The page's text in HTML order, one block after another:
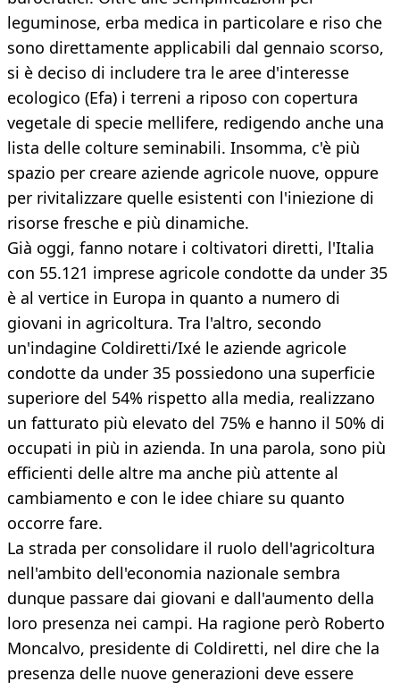
leguminose, erba medica in particolare e riso che
sono direttamente applicabili dal gennaio scorso,
si è deciso di includere tra le aree d'interesse
ecologico (Efa) i terreni a riposo con copertura
vegetale di specie mellifere, redigendo anche una
lista delle colture seminabili. Insomma, c'è più
spazio per creare aziende agricole nuove, oppure
per rivitalizzare quelle esistenti con l'iniezione di
risorse fresche e più dinamiche.
Già oggi, fanno notare i coltivatori diretti, l'Italia
con 55.121 imprese agricole condotte da under 35
è al vertice in Europa in quanto a numero di
giovani in agricoltura. Tra l'altro, secondo
un'indagine Coldiretti/Ixé le aziende agricole
condotte da under 35 possiedono una superficie
superiore del 54% rispetto alla media, realizzano
un fatturato più elevato del 75% e hanno il 50% di
occupati in più in azienda. In una parola, sono più
efficienti delle altre ma anche più attente al
cambiamento e con le idee chiare su quanto
occorre fare.
La strada per consolidare il ruolo dell'agricoltura
nell'ambito dell'economia nazionale sembra
dunque passare dai giovani e dall'aumento della
loro presenza nei campi. Ha ragione però Roberto
Moncalvo, presidente di Coldiretti, nel dire che la
presenza delle nuove generazioni deve essere